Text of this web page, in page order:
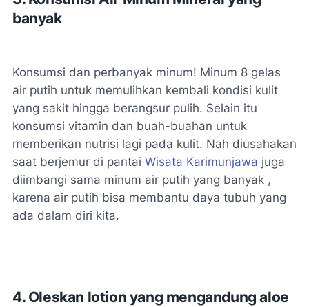
banyak
Konsumsi dan perbanyak minum! Minum 8 gelas
air putih untuk memulihkan kembali kondisi kulit
yang sakit hingga berangsur pulih. Selain itu
konsumsi vitamin dan buah-buahan untuk
memberikan nutrisi lagi pada kulit. Nah diusahakan
saat berjemur di pantai Wisata Karimunjawa juga
diimbangi sama minum air putih yang banyak ,
karena air putih bisa membantu daya tubuh yang
ada dalam diri kita.
4. Oleskan lotion yang mengandung aloe